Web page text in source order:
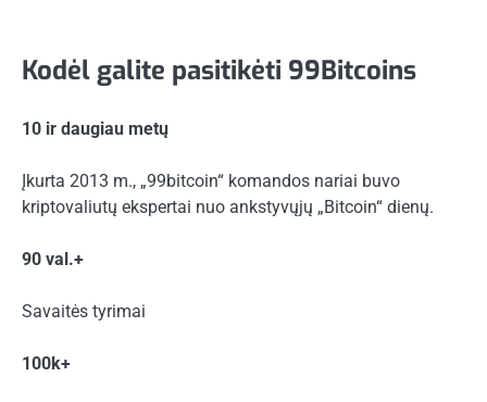
Kodėl galite pasitikėti 99Bitcoins
10 ir daugiau metų
Įkurta 2013 m., „99bitcoin“ komandos nariai buvo
kriptovaliutų ekspertai nuo ankstyvųjų „Bitcoin“ dienų.
90 val.+
Savaitės tyrimai
100k+